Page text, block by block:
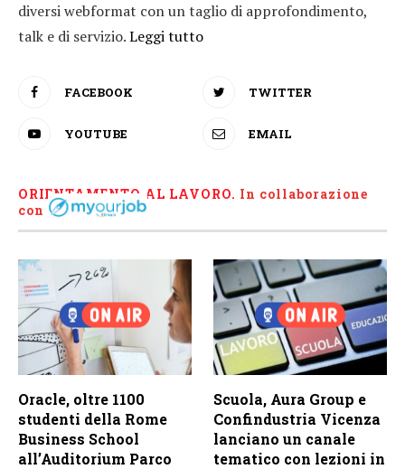
diversi webformat con un taglio di approfondimento,
talk e di servizio.Leggi tutto
FACEBOOK TWITTER
YOUTUBE EMAIL
ORIENTAMENTO AL LAVORO. In collaborazione
con
Oracle, oltre 1100
studenti della Rome
Business School
all’Auditorium Parco
Scuola, Aura Group e
Confindustria Vicenza
lanciano un canale
tematico con lezioni in